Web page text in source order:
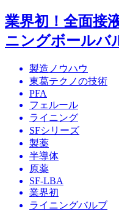
業界初！全面接
ニングボールバ
製造ノウハウ
東葛テクノの技術
PFA
フェルール
ライニング
SFシリーズ
製薬
半導体
原薬
SF-LBA
業界初
ライニングバルブ